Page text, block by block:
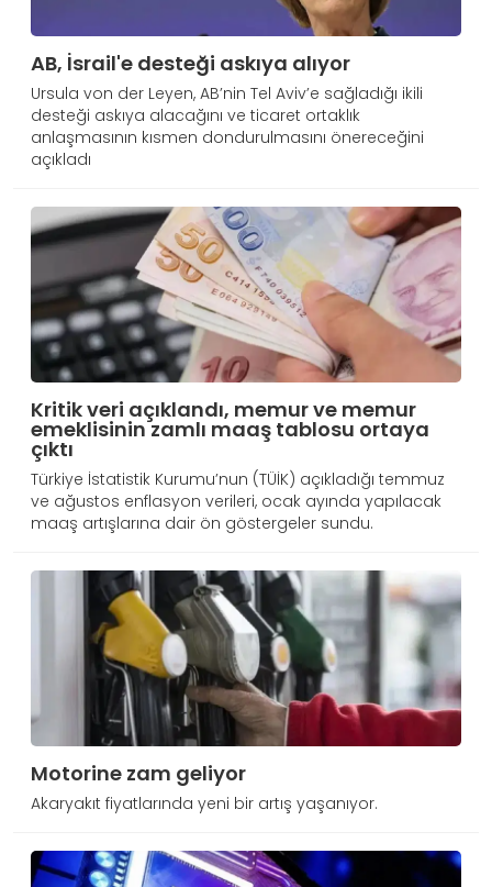
AB, İsrail'e desteği askıya alıyor
Ursula von der Leyen, AB’nin Tel Aviv’e sağladığı ikili
desteği askıya alacağını ve ticaret ortaklık
anlaşmasının kısmen dondurulmasını önereceğini
açıkladı
Kritik veri açıklandı, memur ve memur
emeklisinin zamlı maaş tablosu ortaya
çıktı
Türkiye İstatistik Kurumu’nun (TÜİK) açıkladığı temmuz
ve ağustos enflasyon verileri, ocak ayında yapılacak
maaş artışlarına dair ön göstergeler sundu.
Motorine zam geliyor
Akaryakıt fiyatlarında yeni bir artış yaşanıyor.